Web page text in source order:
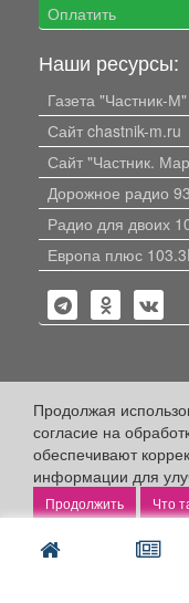
Продолжая
согласие на
обеспечивают
информации для
Что
Оплатить
Наши ресурсы:
Газета "Частник-М"
Сайт chastnik-m.ru
Сайт "Частник.
Дорожное радио
Радио для двоих
Европа плюс
Политика
Публикации с
«Партнёрский
Редакция сайта не
объявлениях.
+16 © 2006-2026